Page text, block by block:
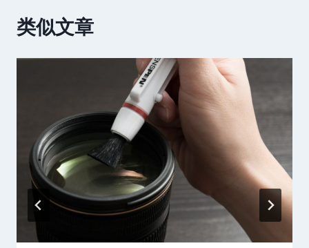
类似文章